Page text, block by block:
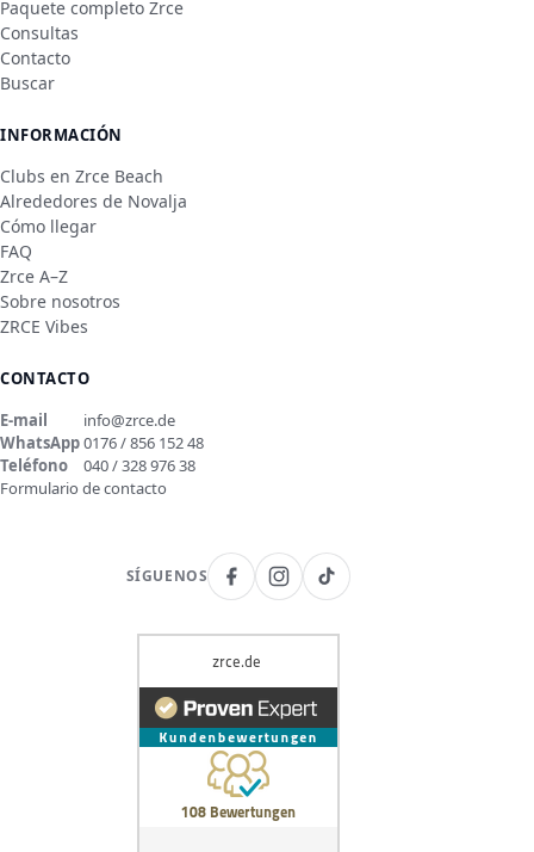
Paquete completo Zrce
Consultas
Contacto
Buscar
INFORMACIÓN
Clubs en Zrce Beach
Alrededores de Novalja
Cómo llegar
FAQ
Zrce A–Z
Sobre nosotros
ZRCE Vibes
CONTACTO
E-mail
info@zrce.de
WhatsApp0176 / 856 152 48
Teléfono
040 / 328 976 38
Formulario de contacto
SÍGUENOS